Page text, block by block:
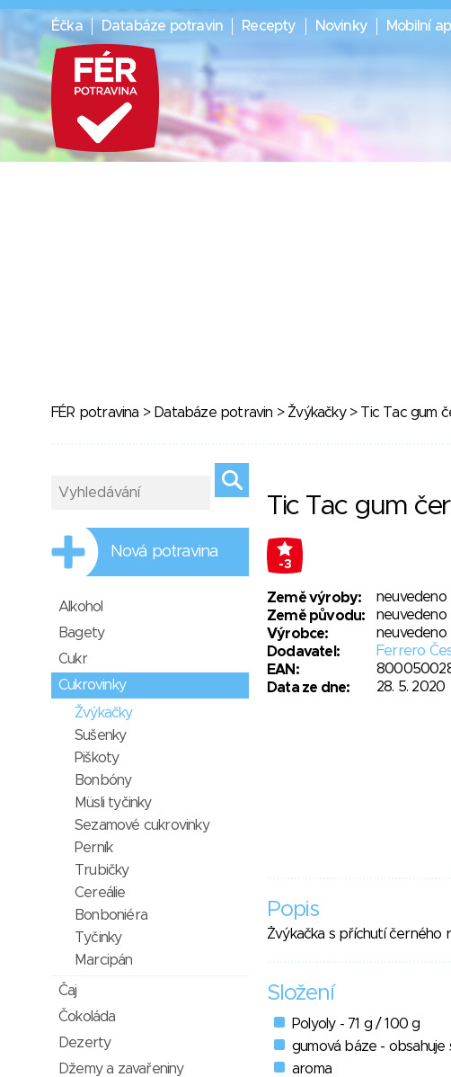
Éčka Databáze potravin Recepty Novinky Mobilní
FÉR potravina > Databáze potravin > Žvýkačky> Tic Tac gum
Tic Tac gum
-3
Země výroby:
neuvedeno
Země původu:
neuvedeno
Výrobce:
neuvedeno
Dodavatel:
Ferrero
EAN:
Data ze dne:
28. 5. 2020
Popis
Žvýkačka s příchutí černého
Složení
Polyoly - 71 g / 100 g
gumová báze - obsahuje
aroma
Nová potravina
Alkohol
Bagety
Cukr
Cukrovinky
Žvýkačky
Sušenky
Piškoty
Bonbóny
Müsli tyčinky
Sezamové cukrovinky
Perník
Trubičky
Cereálie
Bonboniéra
Tyčinky
Marcipán
Čaj
Čokoláda
Dezerty
Džemy a zavařeniny